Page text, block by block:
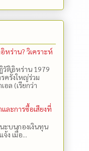
หร่าน? วิเคราะห์
ติอิหร่าน 1979
ครั้งใหญ่ร่วม
อล (เรียกว่า
ละการซื้อเสียงที่
ะบนกองเงินทุน
ง เมื่อ...